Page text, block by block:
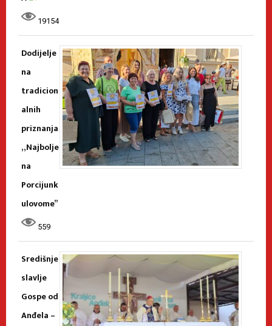
19154
Dodijelje
na
tradicion
alnih
priznanja
„Najbolje
na
Porcijunk
ulovome”
559
Središnje
slavlje
Gospe od
Anđela –